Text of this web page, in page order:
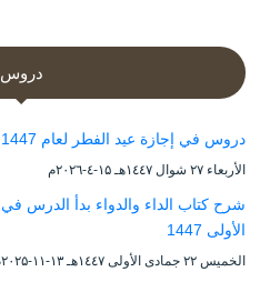
دروس
دروس في إجازة عيد الفطر لعام 1447
الأربعاء ۲۷ شوال ۱٤٤۷هـ ۱۵-٤-۲۰۲٦م
الأولى 1447
الخميس ۲۲ جمادى الأولى ۱٤٤۷هـ ۱۳-۱۱-۲۰۲۵م